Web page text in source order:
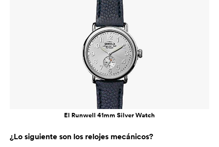
El Runwell 41mm Silver Watch
¿Lo siguiente son los relojes mecánicos?